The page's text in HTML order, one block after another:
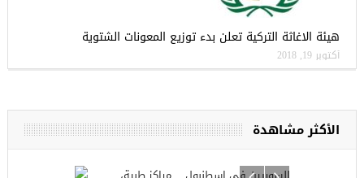
هيئة الاغاثة التركية تعلن بدء توزيع المعونات الشتوية
أكتوبر 19, 2018
الأكثر مشاهدة